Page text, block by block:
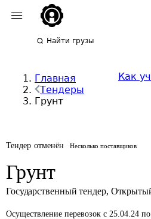
Найти грузы
Главная
Тендеры
Грунт
Как
Тендер отменён Несколько поставщиков
Грунт
Государственный тендер,
Осуществление перевозок с 25.04.24